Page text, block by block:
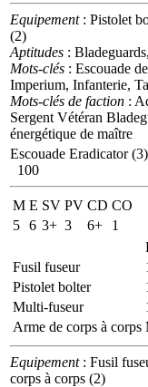
Equipement: Pistolet
(2)
Aptitudes :
Mots-clés : Escouade
Imperium, Infanterie,
Mots-clés de faction :
Sergent Vétéran
énergétique de maître
Escouade Eradicator (3)
100
M E SV PV CD CO
5 6 3+ 3 6+
1
Fusil fuseur
Pistolet bolter
Multi-fuseur
Arme de corps à corps
Equipement: Fusil
corps à corps (2)